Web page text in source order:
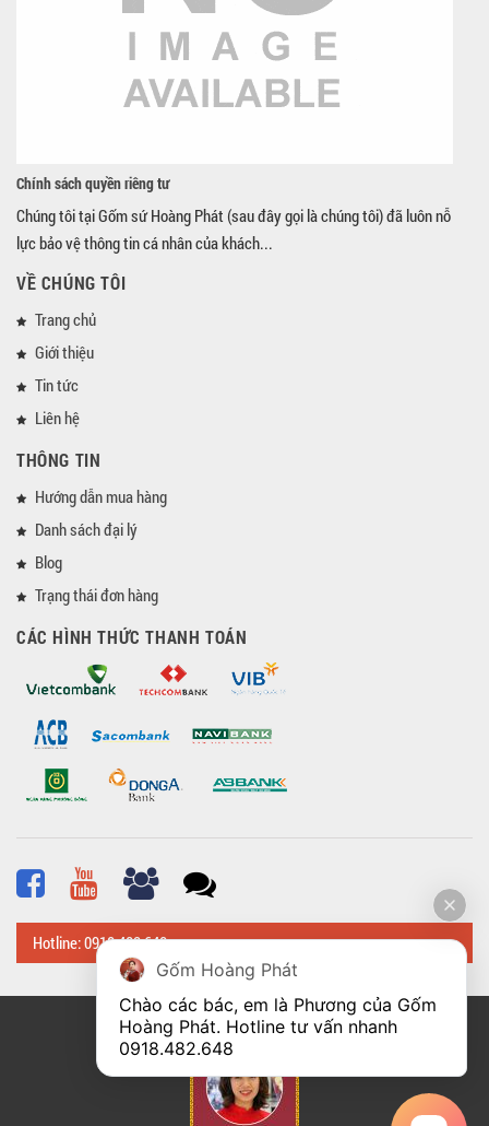
Chính sách quyền riêng tư
Chúng tôi tại Gốm sứ Hoàng Phát (sau đây gọi là chúng tôi) đã luôn nỗ
lực bảo vệ thông tin cá nhân của khách...
VỀ CHÚNG TÔI
Trang chủ
Giới thiệu
Tin tức
Liên hệ
THÔNG TIN
Hướng dẫn mua hàng
Danh sách đại lý
Blog
Trạng thái đơn hàng
CÁC HÌNH THỨC THANH TOÁN
Hotline: 0918 482 648
© Bản quyền thuộc vềHoangphatbattrang.vn
Gốm Hoàng Phát
Chào các bác, em là Phương của Gốm
0918.482.648